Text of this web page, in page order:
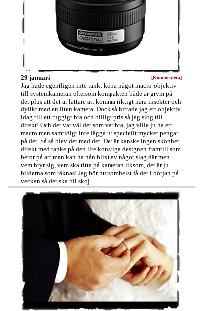
29 januari [Kommentera]
Jag hade egentligen inte tänkt köpa något macro-objektiv
till systemkameran eftersom kompakten både är grym på
det plus att det är lättare att komma riktigt nära insekter och
dylikt med en liten kamera. Dock så hittade jag ett objektiv
idag till ett ruggigt bra och billigt pris så jag slog till
direkt! Och det var väl det som var bra, jag ville ju ha ett
macro men samtidigt inte lägga ut speciellt mycket pengar
på det. Så så blev det med det. Det är kanske ingen skönhet
direkt med tanke på den lite konstiga designen framtill som
beror på att man kan ha nån blixt av något slag där men
vem bryr sig, vem ska titta på kameran liksom, det är ju
bilderna som räknas! Jag bör hursomhelst få det i början på
veckan så det ska bli skoj..